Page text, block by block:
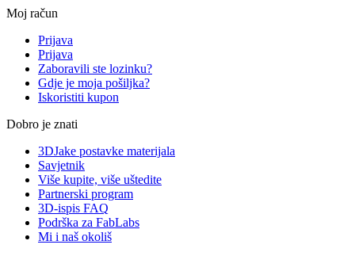
Moj račun
Prijava
Prijava
Zaboravili ste lozinku?
Gdje je moja pošiljka?
Iskoristiti kupon
Dobro je znati
3DJake postavke materijala
Savjetnik
Više kupite, više uštedite
Partnerski program
3D-ispis FAQ
Podrška za FabLabs
Mi i naš okoliš